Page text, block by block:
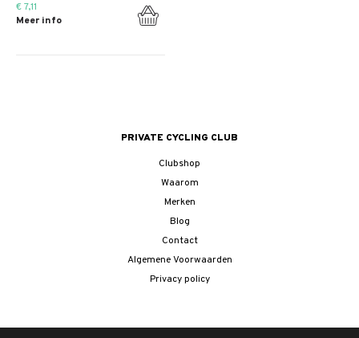
€ 7,11
Meer info
PRIVATE CYCLING CLUB
Clubshop
Waarom
Merken
Blog
Contact
Algemene Voorwaarden
Privacy policy